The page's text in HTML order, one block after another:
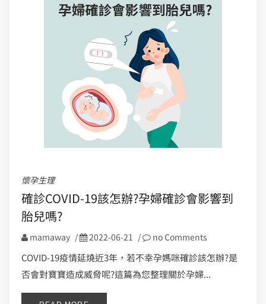
懷孕生理
確診COVID-19該怎辦?孕婦確診會影響到
胎兒嗎?
mamaway / 2022-06-21 / no Comments
COVID-19疫情延燒近3年，若不幸孕媽咪確診該怎辦?是
否會對寶寶造成威脅呢?這篇為您整理關於孕婦...